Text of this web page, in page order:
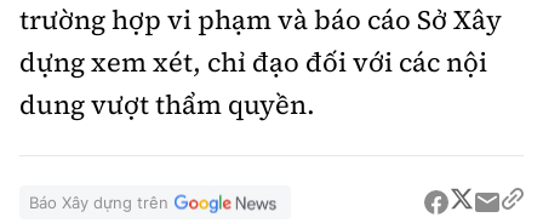
trường hợp vi phạm và báo cáo Sở Xây
dựng xem xét, chỉ đạo đối với các nội
dung vượt thẩm quyền.
Báo Xây dựng trên